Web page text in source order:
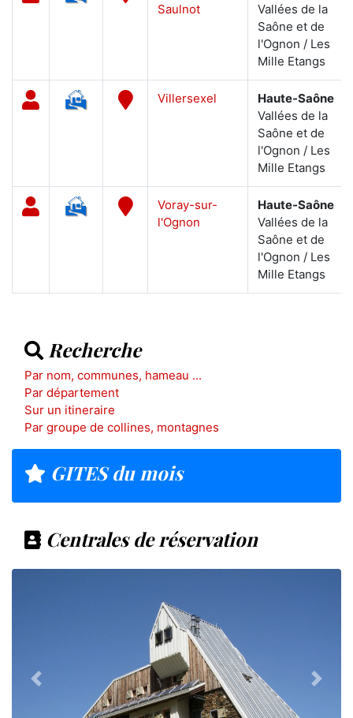
Saulnot
Vallées de la
Saône et de
l'Ognon / Les
Mille Etangs
Villersexel
Haute-Saône
Vallées de la
Saône et de
l'Ognon / Les
Mille Etangs
Voray-sur-
l'Ognon
Haute-Saône
Vallées de la
Saône et de
l'Ognon / Les
Mille Etangs
Recherche
Par nom, communes, hameau ...
Par département
Sur un itineraire
Par groupe de collines, montagnes
GITES du mois
Centrales de réservation